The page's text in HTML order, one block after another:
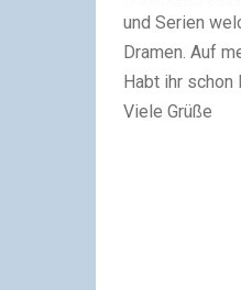
und Serien
Dramen. Auf
Habt ihr
Viele Grüße